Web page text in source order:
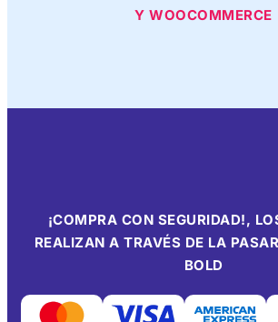
Y WOOCOMMERCE
¡COMPRA CON SEGURIDAD!,
REALIZAN A TRAVÉS DE LA
BOLD